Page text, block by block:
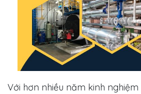
Với hơn nhiều năm kinh